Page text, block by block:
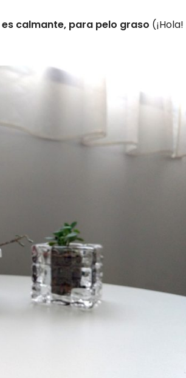
es calmante, para pelo graso (¡Hola!